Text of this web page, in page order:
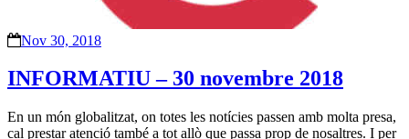
Nov 30, 2018
INFORMATIU – 30 novembre 2018
En un món globalitzat, on totes les notícies passen amb molta presa,
cal prestar atenció també a tot allò que passa prop de nosaltres. I per